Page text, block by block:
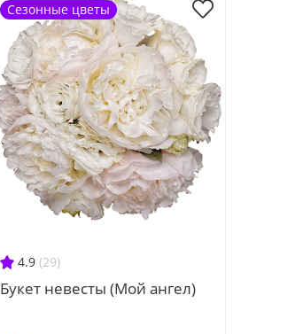
4.9 (29)
Букет невесты (Мой ангел)
Сезонные цветы